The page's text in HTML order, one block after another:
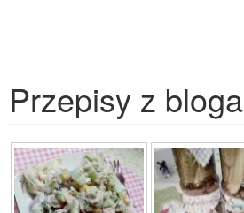
Przepisy z bloga